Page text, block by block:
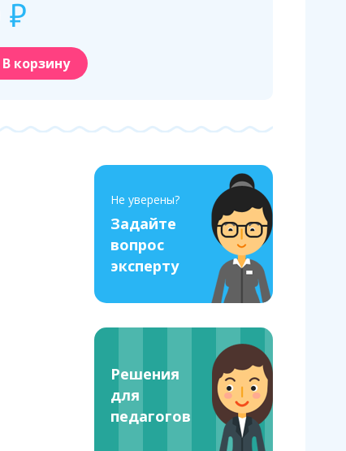
₽
В корзину
Не уверены?
Задайте
вопрос
эксперту
Решения
для
педагогов